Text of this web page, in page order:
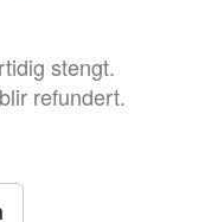
stengt.
refundert.